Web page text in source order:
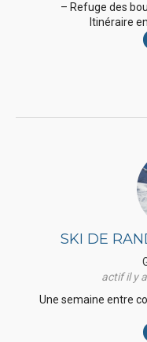
– Refuge des
Itinéraire
SKI DE
actif il y
Une semaine entre